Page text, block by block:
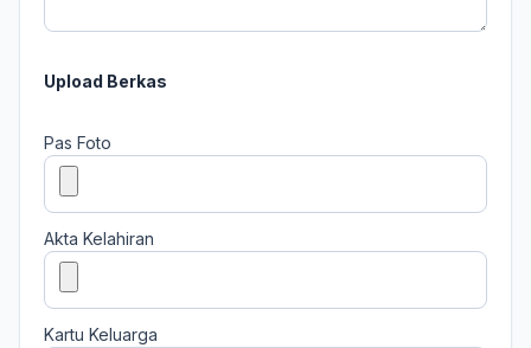
Upload Berkas
Pas Foto
Akta Kelahiran
Kartu Keluarga